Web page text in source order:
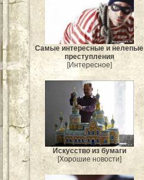
Самые интересные и нелепые
преступления
[Интересное]
Искусство из бумаги
[Хорошие новости]